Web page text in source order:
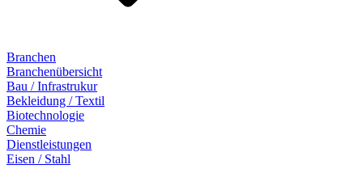
Branchen
Branchenübersicht
Bau / Infrastrukur
Bekleidung / Textil
Biotechnologie
Chemie
Dienstleistungen
Eisen / Stahl